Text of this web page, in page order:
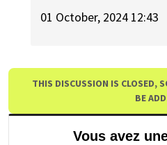
01 October, 2024 12:43
THIS DISCUSSION IS CLOSED,
BE
Vous avez